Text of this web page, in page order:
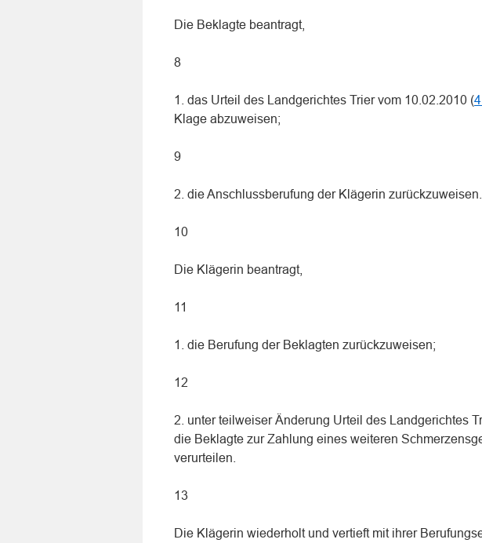
Die Beklagte beantragt,
8
1. das Urteil des Landgerichtes Trier vom 10.02.2010 (
Klage abzuweisen;
9
2. die Anschlussberufung der Klägerin zurückzuweisen.
10
Die Klägerin beantragt,
11
1. die Berufung der Beklagten zurückzuweisen;
12
2. unter teilweiser Änderung Urteil des Landgerichtes
die Beklagte zur Zahlung eines weiteren
verurteilen.
13
Die Klägerin wiederholt und vertieft mit ihrer